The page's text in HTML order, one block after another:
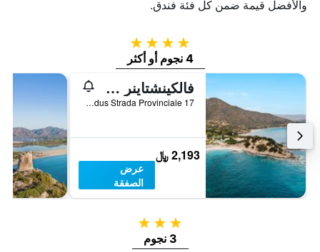
والأفضل قيمة ضمن كل فئة فندق.
4 نجوم
4 نجوم أو أكثر
فالكينشتاينر ريزورت كابو بوي
Loc.Piscadeddus Strada Provinciale 17, فيلاسيميوس, سردينيا, إيطاليا
2,193 ﷼
عرض
الصفقة
3 نجوم
3 نجوم